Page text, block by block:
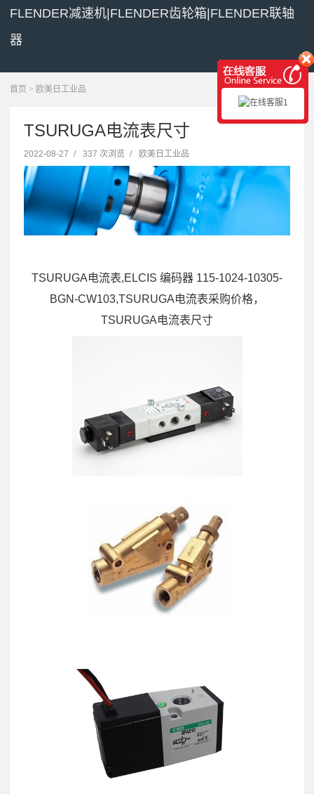
FLENDER减速机|FLENDER齿轮箱|FLENDER联轴
器
展开菜单
首页 > 欧美日工业品
TSURUGA电流表尺寸
2022-08-27 / 337 次浏览 / 欧美日工业品
TSURUGA电流表,ELCIS 编码器 115-1024-10305-
BGN-CW103,TSURUGA电流表采购价格，
TSURUGA电流表尺寸